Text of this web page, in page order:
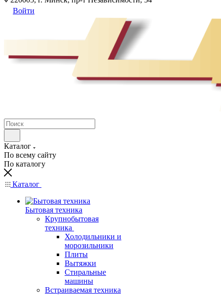
Войти
Каталог
По всему сайту
По каталогу
Каталог
Бытовая техника
Крупнобытовая
техника
Холодильники и
морозильники
Плиты
Вытяжки
Стиральные
машины
Встраиваемая техника